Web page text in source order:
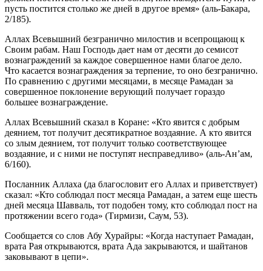
пусть постится столько же дней в другое время» (аль-Бакара,
2/185).
Аллах Всевышний безгранично милостив и всепрощающ к
Своим рабам. Наш Господь дает нам от десяти до семисот
вознаграждений за каждое совершенное нами благое дело.
Что касается вознаграждения за терпение, то оно безгранично.
По сравнению с другими месяцами, в месяце Рамадан за
совершенное поклонение верующий получает гораздо
большее вознаграждение.
Аллах Всевышний сказал в Коране: «Кто явится с добрым
деянием, тот получит десятикратное воздаяние. А кто явится
со злым деянием, тот получит только соответствующее
воздаяние, и с ними не поступят несправедливо» (аль-Ан’ам,
6/160).
Посланник Аллаха (да благословит его Аллах и приветствует)
сказал: «Кто соблюдал пост месяца Рамадан, а затем еще шесть
дней месяца Шавваль, тот подобен тому, кто соблюдал пост на
протяжении всего года» (Тирмизи, Саум, 53).
Сообщается со слов Абу Хурайры: «Когда наступает Рамадан,
врата Рая открываются, врата Ада закрываются, и шайтанов
заковывают в цепи».